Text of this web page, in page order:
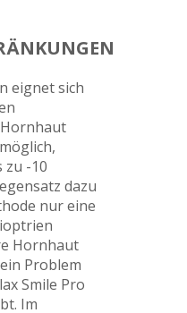
eignet sich
zu -10
dazu
nur eine
Hornhaut
Problem
Smile Pro
Im